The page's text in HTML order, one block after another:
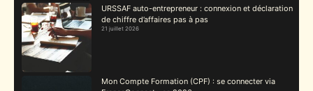
URSSAF auto-entrepreneur : connexion et déclaration
de chiffre d’affaires pas à pas
21 juillet 2026
Mon Compte Formation (CPF) : se connecter via